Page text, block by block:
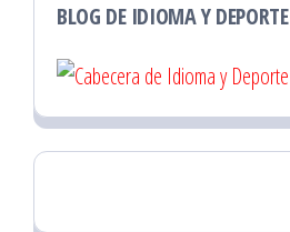
BLOG DE IDIOMA Y DEPORTE